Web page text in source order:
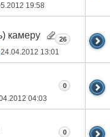
19:58
камеру
24.04.2012 13:01
26
04:03
0
0